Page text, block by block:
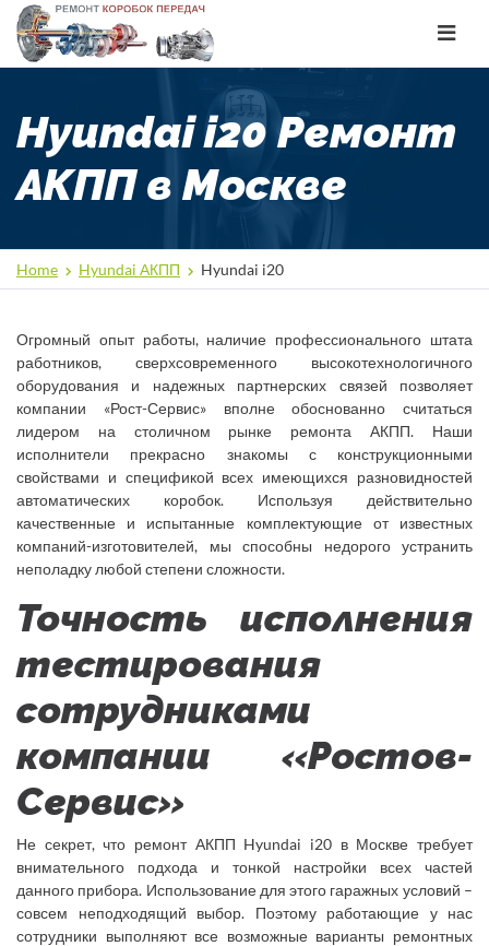
Toggle
Hyundai i20 Ремонт
АКПП в Москве
Home Hyundai АКПП Hyundai i20
Огромный опыт работы, наличие профессионального штата
работников, сверхсовременного высокотехнологичного
оборудования и надежных партнерских связей позволяет
компании «Рост-Сервис» вполне обоснованно считаться
лидером на столичном рынке ремонта АКПП. Наши
исполнители прекрасно знакомы с конструкционными
свойствами и спецификой всех имеющихся разновидностей
автоматических коробок. Используя действительно
качественные и испытанные комплектующие от известных
компаний-изготовителей, мы способны недорого устранить
неполадку любой степени сложности.
Точность исполнения
тестирования
сотрудниками
компании «Ростов-
Сервис»
Не секрет, что ремонт АКПП Hyundai i20 в Москве требует
внимательного подхода и тонкой настройки всех частей
данного прибора. Использование для этого гаражных условий –
совсем неподходящий выбор. Поэтому работающие у нас
сотрудники выполняют все возможные варианты ремонтных